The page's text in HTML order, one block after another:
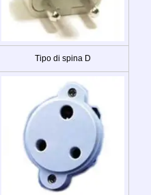
Tipo di spina D